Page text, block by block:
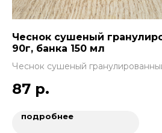
Чеснок сушеный
90г, банка 150 мл
Чеснок сушеный
87 р.
подробнее